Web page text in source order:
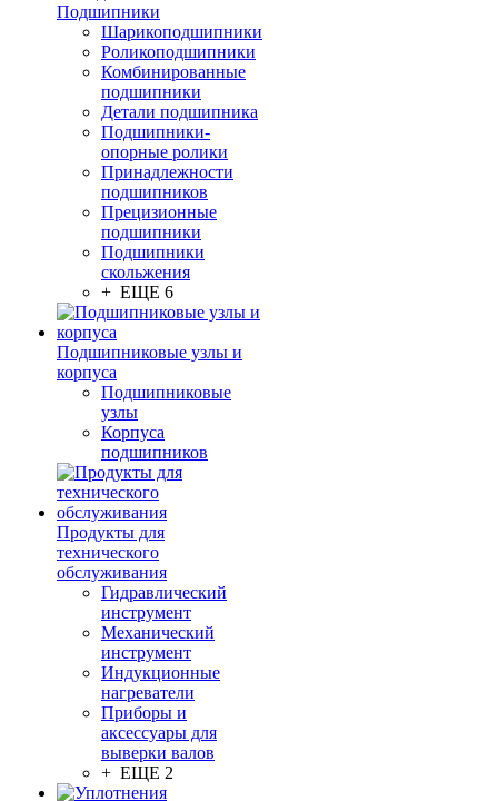
Подшипники
Шарикоподшипники
Роликоподшипники
Комбинированные
подшипники
Детали подшипника
Подшипники-
опорные ролики
Принадлежности
подшипников
Прецизионные
подшипники
Подшипники
скольжения
+ ЕЩЕ 6
Подшипниковые узлы и
корпуса
Подшипниковые
узлы
Корпуса
подшипников
Продукты для
технического
обслуживания
Гидравлический
инструмент
Механический
инструмент
Индукционные
нагреватели
Приборы и
аксессуары для
выверки валов
+ ЕЩЕ 2